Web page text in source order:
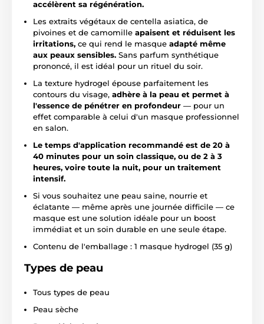
accélèrent sa régénération.
Les extraits végétaux de centella asiatica, de
pivoines et de camomille apaisent et réduisent les
irritations, ce qui rend le masque adapté même
aux peaux sensibles. Sans parfum synthétique
prononcé, il est idéal pour un rituel du soir.
La texture hydrogel épouse parfaitement les
contours du visage, adhère à la peau et permet à
l'essence de pénétrer en profondeur — pour un
effet comparable à celui d'un masque professionnel
en salon.
Le temps d'application recommandé est de 20 à
40 minutes pour un soin classique, ou de 2 à 3
heures, voire toute la nuit, pour un traitement
intensif.
Si vous souhaitez une peau saine, nourrie et
éclatante — même après une journée difficile — ce
masque est une solution idéale pour un boost
immédiat et un soin durable en une seule étape.
Contenu de l'emballage : 1 masque hydrogel (35 g)
Types de peau
Tous types de peau
Peau sèche